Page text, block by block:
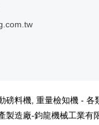
磅料機, 重量檢知機 - 各
製造廠-鈞龍機械工業有
化妝品工廠 小五
攪拌機 露營車改裝 餐